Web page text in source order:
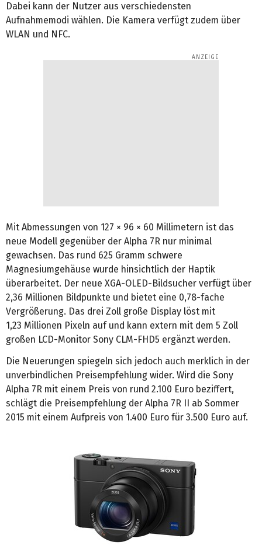
Dabei kann der Nutzer aus verschiedensten
Aufnahmemodi wählen. Die Kamera verfügt zudem über
WLAN und NFC.
Mit Abmessungen von 127 × 96 × 60 Millimetern ist das
neue Modell gegenüber der Alpha 7R nur minimal
gewachsen. Das rund 625 Gramm schwere
Magnesiumgehäuse wurde hinsichtlich der Haptik
überarbeitet. Der neue XGA-OLED-Bildsucher verfügt über
2,36 Millionen Bildpunkte und bietet eine 0,78-fache
Vergrößerung. Das drei Zoll große Display löst mit
1,23 Millionen Pixeln auf und kann extern mit dem 5 Zoll
großen LCD-Monitor Sony CLM-FHD5 ergänzt werden.
Die Neuerungen spiegeln sich jedoch auch merklich in der
unverbindlichen Preisempfehlung wider. Wird die Sony
Alpha 7R mit einem Preis von rund 2.100 Euro beziffert,
schlägt die Preisempfehlung der Alpha 7R II ab Sommer
2015 mit einem Aufpreis von 1.400 Euro für 3.500 Euro auf.